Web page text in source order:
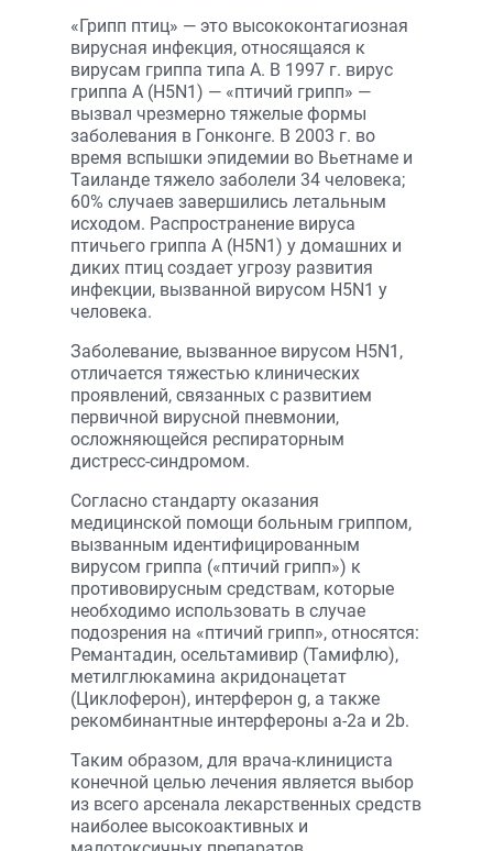
«Грипп птиц» — это высококонтагиозная
вирусная инфекция, относящаяся к
вирусам гриппа типа А. В 1997 г. вирус
гриппа А (Н5N1) — «птичий грипп» —
вызвал чрезмерно тяжелые формы
заболевания в Гонконге. В 2003 г. во
время вспышки эпидемии во Вьетнаме и
Таиланде тяжело заболели 34 человека;
60% случаев завершились летальным
исходом. Распространение вируса
птичьего гриппа А (H5N1) у домашних и
диких птиц создает угрозу развития
инфекции, вызванной вирусом H5N1 у
человека.
Заболевание, вызванное вирусом H5N1,
отличается тяжестью клинических
проявлений, связанных с развитием
первичной вирусной пневмонии,
осложняющейся респираторным
дистресс-синдромом.
Согласно стандарту оказания
медицинской помощи больным гриппом,
вызванным идентифицированным
вирусом гриппа («птичий грипп») к
противовирусным средствам, которые
необходимо использовать в случае
подозрения на «птичий грипп», относятся:
Ремантадин, осельтамивир (Тамифлю),
метилглюкамина акридонацетат
(Циклоферон), интерферон g, а также
рекомбинантные интерфероны a-2а и 2b.
Таким образом, для врача-клинициста
конечной целью лечения является выбор
из всего арсенала лекарственных средств
наиболее высокоактивных и